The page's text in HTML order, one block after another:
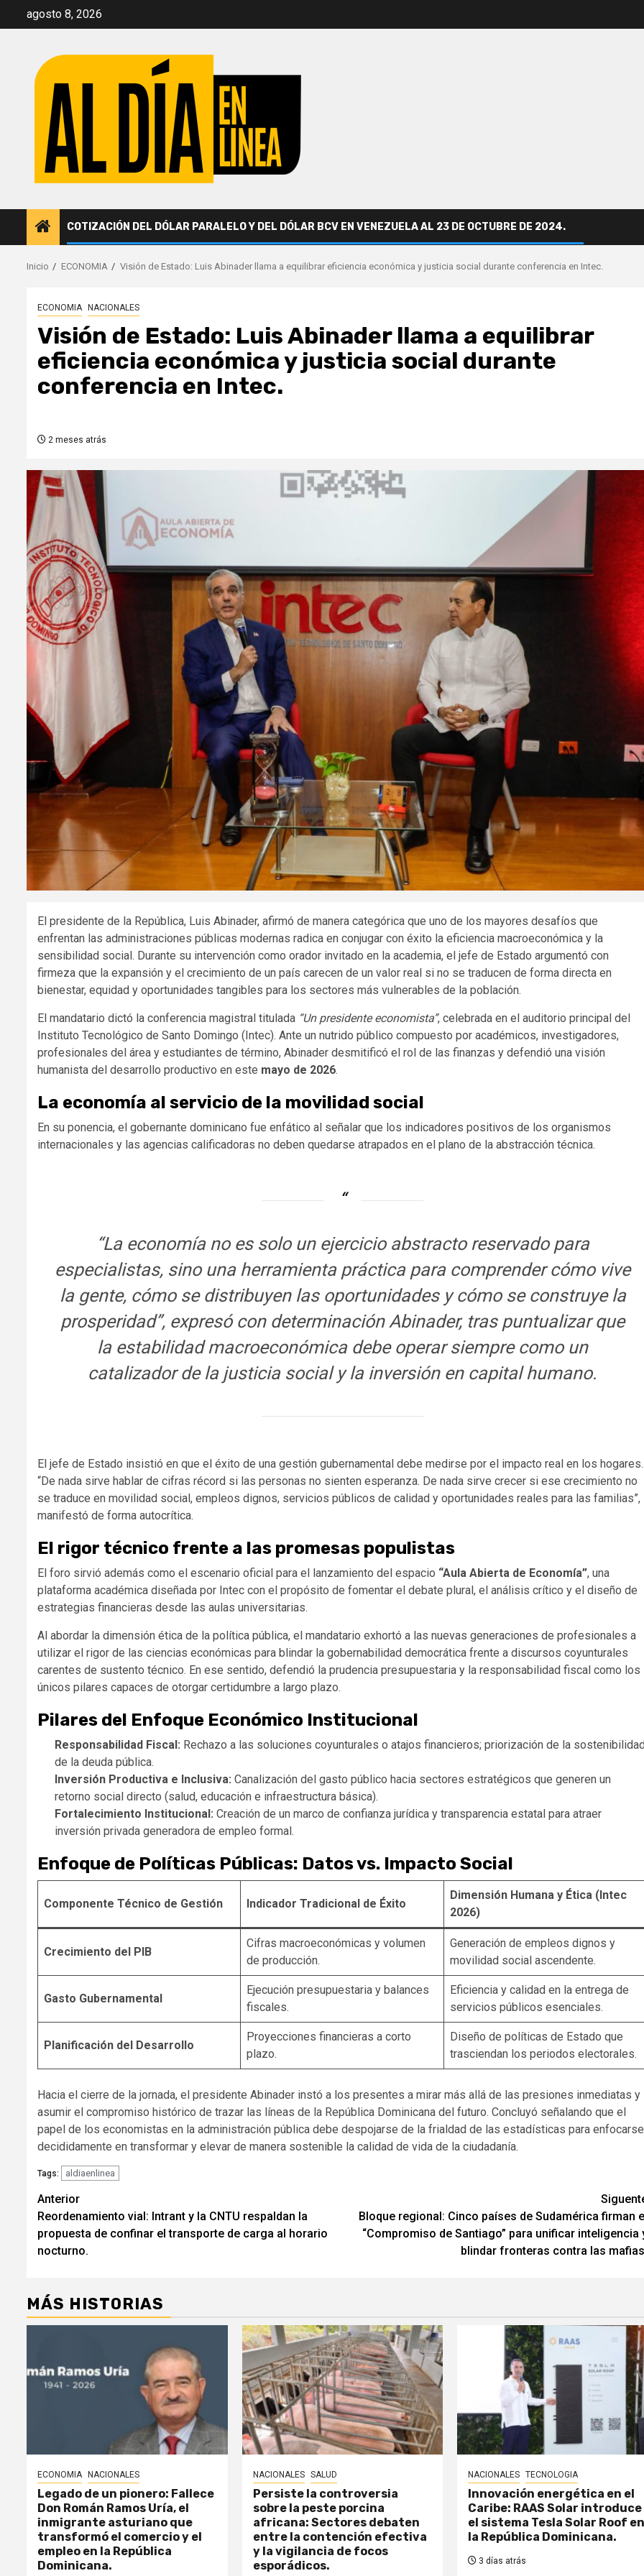
agosto 8, 2026
COTIZACIÓN DEL DÓLAR PARALELO Y DEL DÓLAR BCV EN VENEZUELA AL 23 DE OCTUBRE DE 2024.
Inicio ECONOMIA Visión de Estado: Luis Abinader llama a equilibrar eficiencia económica y justicia social durante conferencia en Intec.
ECONOMIA NACIONALES
Visión de Estado: Luis Abinader llama a equilibrar
eficiencia económica y justicia social durante
conferencia en Intec.
2 meses atrás
El presidente de la República, Luis Abinader, afirmó de manera categórica que uno de los mayores desafíos que
enfrentan las administraciones públicas modernas radica en conjugar con éxito la eficiencia macroeconómica y la
sensibilidad social. Durante su intervención como orador invitado en la academia, el jefe de Estado argumentó con
firmeza que la expansión y el crecimiento de un país carecen de un valor real si no se traducen de forma directa en
bienestar, equidad y oportunidades tangibles para los sectores más vulnerables de la población.
El mandatario dictó la conferencia magistral titulada “Un presidente economista”, celebrada en el auditorio principal del
Instituto Tecnológico de Santo Domingo (Intec). Ante un nutrido público compuesto por académicos, investigadores,
profesionales del área y estudiantes de término, Abinader desmitificó el rol de las finanzas y defendió una visión
humanista del desarrollo productivo en este mayo de 2026.
La economía al servicio de la movilidad social
En su ponencia, el gobernante dominicano fue enfático al señalar que los indicadores positivos de los organismos
internacionales y las agencias calificadoras no deben quedarse atrapados en el plano de la abstracción técnica.
“La economía no es solo un ejercicio abstracto reservado para
especialistas, sino una herramienta práctica para comprender cómo vive
la gente, cómo se distribuyen las oportunidades y cómo se construye la
prosperidad”, expresó con determinación Abinader, tras puntualizar que
la estabilidad macroeconómica debe operar siempre como un
catalizador de la justicia social y la inversión en capital humano.
El jefe de Estado insistió en que el éxito de una gestión gubernamental debe medirse por el impacto real en los hogares.
“De nada sirve hablar de cifras récord si las personas no sienten esperanza. De nada sirve crecer si ese crecimiento no
se traduce en movilidad social, empleos dignos, servicios públicos de calidad y oportunidades reales para las familias”,
manifestó de forma autocrítica.
El rigor técnico frente a las promesas populistas
El foro sirvió además como el escenario oficial para el lanzamiento del espacio “Aula Abierta de Economía”, una
plataforma académica diseñada por Intec con el propósito de fomentar el debate plural, el análisis crítico y el diseño de
estrategias financieras desde las aulas universitarias.
Al abordar la dimensión ética de la política pública, el mandatario exhortó a las nuevas generaciones de profesionales a
utilizar el rigor de las ciencias económicas para blindar la gobernabilidad democrática frente a discursos coyunturales
carentes de sustento técnico. En ese sentido, defendió la prudencia presupuestaria y la responsabilidad fiscal como los
únicos pilares capaces de otorgar certidumbre a largo plazo.
Pilares del Enfoque Económico Institucional
Responsabilidad Fiscal: Rechazo a las soluciones coyunturales o atajos financieros; priorización de la
de la deuda pública.
Inversión Productiva e Inclusiva: Canalización del gasto público hacia sectores estratégicos que generen un
retorno social directo (salud, educación e infraestructura básica).
Fortalecimiento Institucional: Creación de un marco de confianza jurídica y transparencia estatal para atraer
inversión privada generadora de empleo formal.
Enfoque de Políticas Públicas: Datos vs. Impacto Social
Componente Técnico de Gestión Indicador Tradicional de Éxito
Dimensión Humana y Ética (Intec
2026)
Crecimiento del PIB
Cifras macroeconómicas y volumen
de producción.
Generación de empleos dignos y
movilidad social ascendente.
Gasto Gubernamental
Ejecución presupuestaria y balances
fiscales.
Eficiencia y calidad en la entrega de
servicios públicos esenciales.
Planificación del Desarrollo
Proyecciones financieras a corto
plazo.
Diseño de políticas de Estado que
trasciendan los periodos electorales.
Hacia el cierre de la jornada, el presidente Abinader instó a los presentes a mirar más allá de las presiones inmediatas y
asumir el compromiso histórico de trazar las líneas de la República Dominicana del futuro. Concluyó señalando que el
papel de los economistas en la administración pública debe despojarse de la frialdad de las estadísticas para enfocarse
decididamente en transformar y elevar de manera sostenible la calidad de vida de la ciudadanía.
Tags: aldiaenlinea
Navegación
de
entradas
Anterior
Reordenamiento vial: Intrant y la CNTU respaldan la
propuesta de confinar el transporte de carga al horario
nocturno.
Bloque regional: Cinco países de Sudamérica firman
“Compromiso de Santiago” para unificar inteligencia
blindar fronteras contra las
MÁS HISTORIAS
ECONOMIA NACIONALES
Legado de un pionero: Fallece
Don Román Ramos Uría, el
inmigrante asturiano que
transformó el comercio y el
empleo en la República
Dominicana.
NACIONALES SALUD
Persiste la controversia
sobre la peste porcina
africana: Sectores debaten
entre la contención efectiva
y la vigilancia de focos
esporádicos.
NACIONALES TECNOLOGIA
Innovación energética en el
Caribe: RAAS Solar introduce
el sistema Tesla Solar Roof
la República Dominicana.
3 días atrás